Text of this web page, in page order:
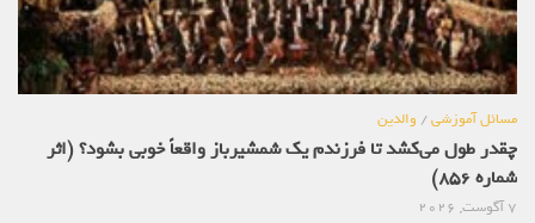
مسائل آموزشی/ والدین
چقدر طول می‌کشد تا فرزندم یک شمشیرباز واقعاً خوبی بشود؟ (اثر
شماره 856)
7 آگوست, 2026